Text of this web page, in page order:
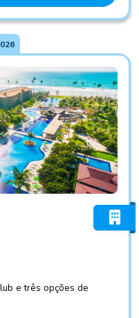
e três opções de